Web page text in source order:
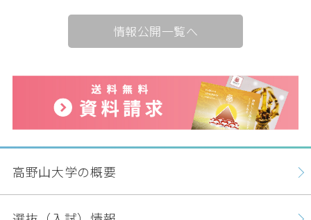
在学生の方
卒業生の方 保護者の方
企業・一般の方 WebClass
資料請求 WEBパンフレット
情報公開一覧へ
高野山大学の概要